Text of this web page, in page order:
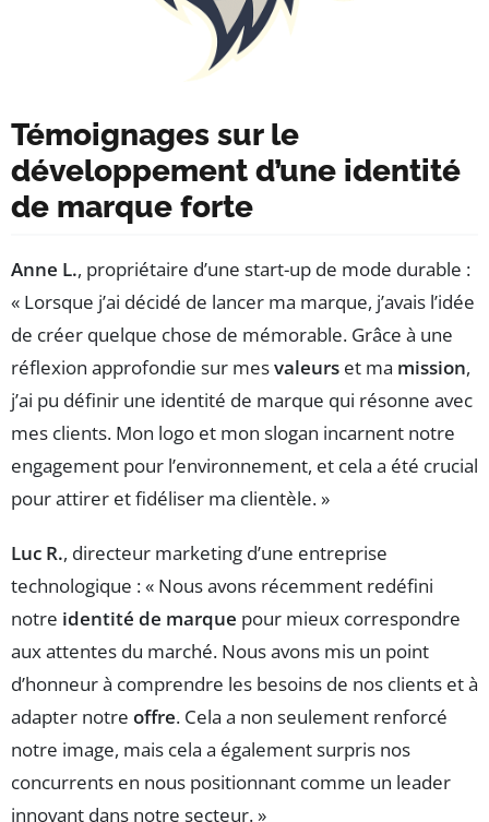
Témoignages sur le
développement d’une identité
de marque forte
Anne L., propriétaire d’une start-up de mode durable :
« Lorsque j’ai décidé de lancer ma marque, j’avais l’idée
de créer quelque chose de mémorable. Grâce à une
réflexion approfondie sur mesvaleurs et ma mission,
j’ai pu définir une identité de marque qui résonne avec
mes clients. Mon logo et mon slogan incarnent notre
engagement pour l’environnement, et cela a été crucial
pour attirer et fidéliser ma clientèle. »
Luc R., directeur marketing d’une entreprise
technologique : « Nous avons récemment redéfini
notre identité de marque pour mieux correspondre
aux attentes du marché. Nous avons mis un point
d’honneur à comprendre les besoins de nos clients et à
adapter notre offre. Cela a non seulement renforcé
notre image, mais cela a également surpris nos
concurrents en nous positionnant comme un leader
innovant dans notre secteur. »